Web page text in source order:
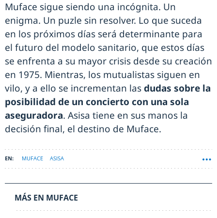
Muface sigue siendo una incógnita. Un
enigma. Un puzle sin resolver. Lo que suceda
en los próximos días será determinante para
el futuro del modelo sanitario, que estos días
se enfrenta a su mayor crisis desde su creación
en 1975. Mientras, los mutualistas siguen en
vilo, y a ello se incrementan las dudas sobre la
posibilidad de un concierto con una sola
aseguradora. Asisa tiene en sus manos la
decisión final, el destino de Muface.
MUFACE ASISA
MÁS EN MUFACE